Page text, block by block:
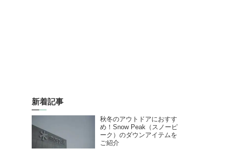
新着記事
秋冬のアウトドアにおすす
め！Snow Peak（スノーピ
ーク）のダウンアイテムを
ご紹介